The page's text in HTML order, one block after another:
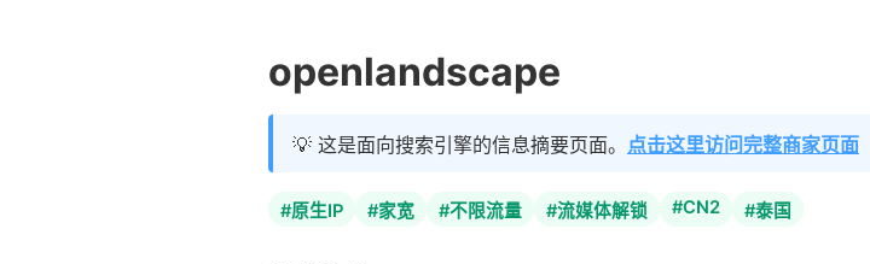
openlandscape
💡 这是面向搜索引擎的信息摘要页面。 点击这里访问完整商家页面
#原生IP #家宽 #不限流量 #流媒体解锁 #CN2 #泰国